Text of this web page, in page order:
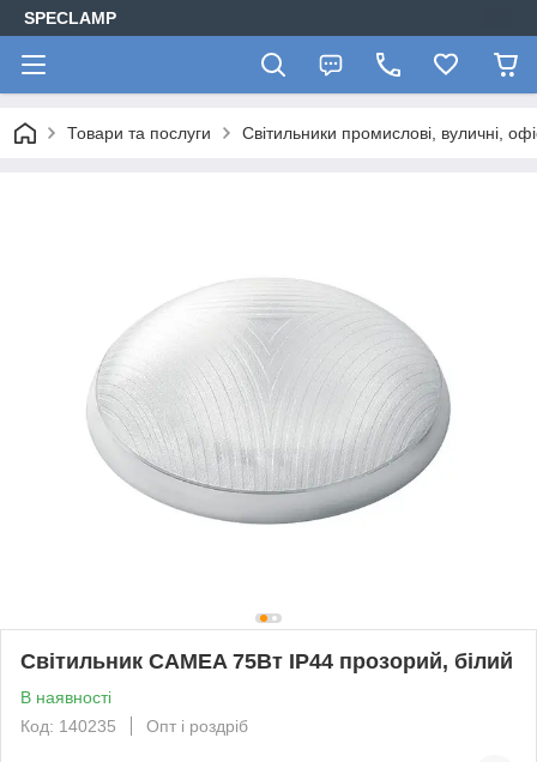
SPECLAMP
Товари та послуги Світильники промислові, вуличні,
Світильник CAMEA 75Вт IP44 прозорий, білий
В наявності
Код: 140235
Опт і роздріб